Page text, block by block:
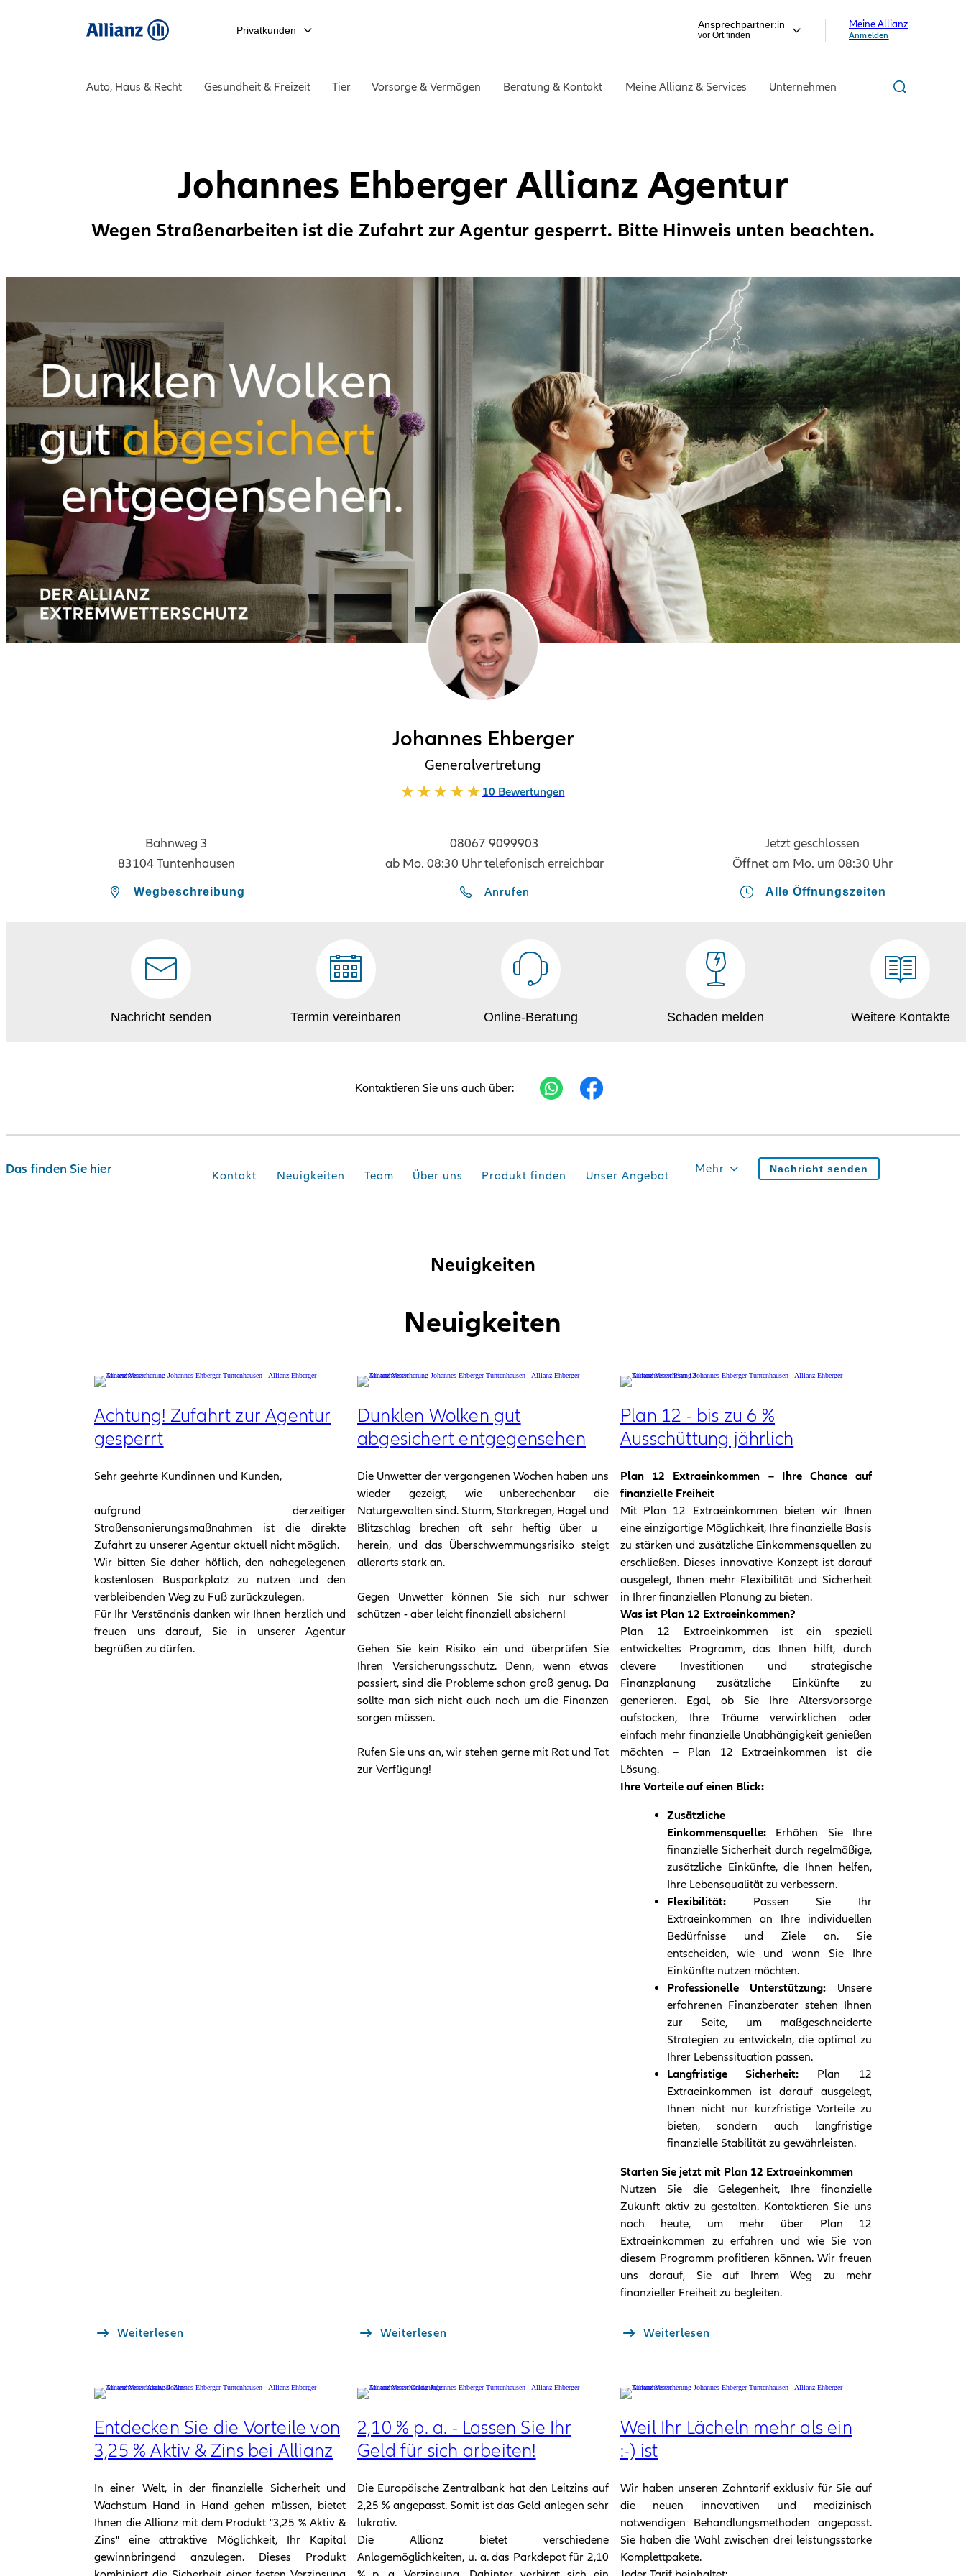
Privatkunden Ansprechpartner:in
vor Ort finden
Meine Allianz
Anmelden
Auto, Haus & Recht Gesundheit & Freizeit Tier Vorsorge & Vermögen Beratung & Kontakt Meine Allianz & Services Unternehmen
Johannes Ehberger Allianz Agentur
Wegen Straßenarbeiten ist die Zufahrt zur Agentur gesperrt. Bitte Hinweis unten beachten.
Johannes Ehberger
Generalvertretung
10 Bewertungen
Bahnweg 3
83104 Tuntenhausen
Wegbeschreibung
08067 9099903
ab Mo. 08:30 Uhr telefonisch erreichbar
Anrufen
Jetzt geschlossen
Öffnet am Mo. um 08:30 Uhr
Alle Öffnungszeiten
Nachricht senden Termin vereinbaren Online-Beratung Schaden melden Weitere Kontakte
Kontaktieren Sie uns auch über:
Das finden Sie hier Kontakt Neuigkeiten Team Über uns Produkt finden Unser Angebot Mehr Nachricht senden
Neuigkeiten
Neuigkeiten
Achtung! Zufahrt zur Agentur
gesperrt
Sehr geehrte Kundinnen und Kunden,
aufgrund derzeitiger
Straßensanierungsmaßnahmen ist die direkte
Zufahrt zu unserer Agentur aktuell nicht möglich.
Wir bitten Sie daher höflich, den nahegelegenen
kostenlosen Busparkplatz zu nutzen und den
verbleibenden Weg zu Fuß zurückzulegen.
Für Ihr Verständnis danken wir Ihnen herzlich und
freuen uns darauf, Sie in unserer Agentur
begrüßen zu dürfen.
Weiterlesen
Dunklen Wolken gut
abgesichert entgegensehen
Die Unwetter der vergangenen Wochen haben uns
wieder gezeigt, wie unberechenbar die
Naturgewalten sind. Sturm, Starkregen, Hagel und
Blitzschlag brechen oft sehr heftig über uns
herein, und das Überschwemmungsrisiko steigt
allerorts stark an.
Gegen Unwetter können Sie sich nur schwer
schützen - aber leicht finanziell absichern!
Gehen Sie kein Risiko ein und überprüfen Sie
Ihren Versicherungsschutz. Denn, wenn etwas
passiert, sind die Probleme schon groß genug. Da
sollte man sich nicht auch noch um die Finanzen
sorgen müssen.
Rufen Sie uns an, wir stehen gerne mit Rat und Tat
zur Verfügung!
Weiterlesen
Plan 12 - bis zu 6 %
Ausschüttung jährlich
Plan 12 Extraeinkommen – Ihre Chance auf
finanzielle Freiheit
Mit Plan 12 Extraeinkommen bieten wir Ihnen
eine einzigartige Möglichkeit, Ihre finanzielle Basis
zu stärken und zusätzliche Einkommensquellen zu
erschließen. Dieses innovative Konzept ist darauf
ausgelegt, Ihnen mehr Flexibilität und Sicherheit
in Ihrer finanziellen Planung zu bieten.
Was ist Plan 12 Extraeinkommen?
Plan 12 Extraeinkommen ist ein speziell
entwickeltes Programm, das Ihnen hilft, durch
clevere Investitionen und strategische
Finanzplanung zusätzliche Einkünfte zu
generieren. Egal, ob Sie Ihre Altersvorsorge
aufstocken, Ihre Träume verwirklichen oder
einfach mehr finanzielle Unabhängigkeit genießen
möchten – Plan 12 Extraeinkommen ist die
Lösung.
Ihre Vorteile auf einen Blick:
Zusätzliche
Einkommensquelle: Erhöhen Sie Ihre
finanzielle Sicherheit durch regelmäßige,
zusätzliche Einkünfte, die Ihnen helfen,
Ihre Lebensqualität zu verbessern.
Flexibilität: Passen Sie Ihr
Extraeinkommen an Ihre individuellen
Bedürfnisse und Ziele an. Sie
entscheiden, wie und wann Sie Ihre
Einkünfte nutzen möchten.
Professionelle Unterstützung: Unsere
erfahrenen Finanzberater stehen Ihnen
zur Seite, um maßgeschneiderte
Strategien zu entwickeln, die optimal zu
Ihrer Lebenssituation passen.
Langfristige Sicherheit: Plan 12
Extraeinkommen ist darauf ausgelegt,
Ihnen nicht nur kurzfristige Vorteile zu
bieten, sondern auch langfristige
finanzielle Stabilität zu gewährleisten.
Starten Sie jetzt mit Plan 12 Extraeinkommen
Nutzen Sie die Gelegenheit, Ihre finanzielle
Zukunft aktiv zu gestalten. Kontaktieren Sie uns
noch heute, um mehr über Plan 12
Extraeinkommen zu erfahren und wie Sie von
diesem Programm profitieren können. Wir freuen
uns darauf, Sie auf Ihrem Weg zu mehr
finanzieller Freiheit zu begleiten.
Weiterlesen
Entdecken Sie die Vorteile von
3,25 % Aktiv & Zins bei Allianz
In einer Welt, in der finanzielle Sicherheit und
Wachstum Hand in Hand gehen müssen, bietet
Ihnen die Allianz mit dem Produkt "3,25 % Aktiv &
Zins" eine attraktive Möglichkeit, Ihr Kapital
gewinnbringend anzulegen. Dieses Produkt
2,10 % p. a. - Lassen Sie Ihr
Geld für sich arbeiten!
Die Europäische Zentralbank hat den Leitzins auf
2,25 % angepasst. Somit ist das Geld anlegen sehr
lukrativ.
Die Allianz bietet verschiedene
Anlagemöglichkeiten, u. a. das Parkdepot für 2,10
Weil Ihr Lächeln mehr als ein
:-) ist
Wir haben unseren Zahntarif exklusiv für Sie auf
die neuen innovativen und medizinisch
notwendigen Behandlungsmethoden angepasst.
Sie haben die Wahl zwischen drei leistungsstarke
Komplettpakete.